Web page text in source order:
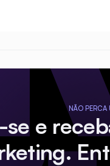
NÃO PERCA
se e